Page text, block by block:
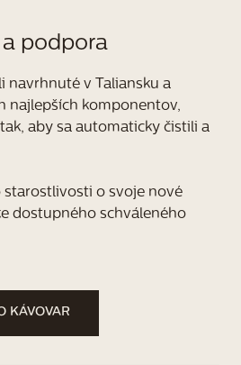
podpora
navrhnuté v Taliansku a
najlepších komponentov,
aby sa automaticky čistili a
starostlivosti o svoje nové
dostupného schváleného
KÁVOVAR